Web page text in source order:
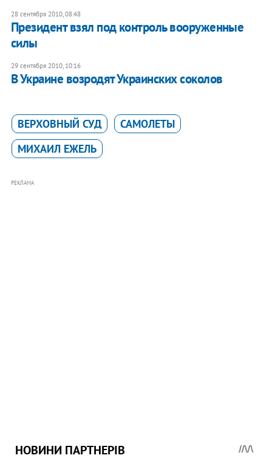
28 сентября 2010, 08:48
Президент взял под контроль вооруженные
силы
29 сентября 2010, 10:16
В Украине возродят Украинских соколов
ВЕРХОВНЫЙ СУД
САМОЛЕТЫ
МИХАИЛ ЕЖЕЛЬ
РЕКЛАМА